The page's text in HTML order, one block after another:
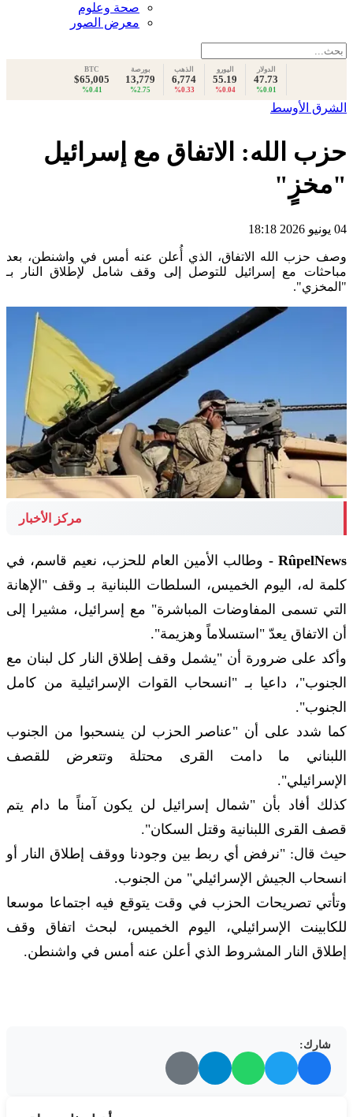
صحة وعلوم
معرض الصور
الدولار
47.73
%0.01
اليورو
55.19
%0.04
الذهب
6,774
%0.33
بورصة
13,779
%2.75
BTC
$65,005
%0.41
الشرق الأوسط
حزب الله: الاتفاق مع إسرائيل
"مخزٍ"
04 يونيو 2026 18:18
وصف حزب الله الاتفاق، الذي أُعلن عنه أمس في واشنطن، بعد
مباحثات مع إسرائيل للتوصل إلى وقف شامل لإطلاق النار بـ
"المخزي".
مركز الأخبار
RûpelNews -
وطالب الأمين العام للحزب، نعيم قاسم، في
كلمة له، اليوم الخميس، السلطات اللبنانية بـ وقف "الإهانة
التي تسمى المفاوضات المباشرة" مع إسرائيل، مشيرا إلى
أن الاتفاق يعدّ "استسلاماً وهزيمة".
وأكد على ضرورة أن "يشمل وقف إطلاق النار كل لبنان مع
الجنوب"، داعيا بـ "انسحاب القوات الإسرائيلية من كامل
الجنوب".
كما شدد على أن "عناصر الحزب لن ينسحبوا من الجنوب
اللبناني ما دامت القرى محتلة وتتعرض للقصف
الإسرائيلي".
كذلك أفاد بأن "شمال إسرائيل لن يكون آمناً ما دام يتم
قصف القرى اللبنانية وقتل السكان".
حيث قال: "نرفض أي ربط بين وجودنا ووقف إطلاق النار أو
انسحاب الجيش الإسرائيلي" من الجنوب.
وتأتي تصريحات الحزب في وقت يتوقع فيه اجتماعا موسعا
للكابينت الإسرائيلي، اليوم الخميس، لبحث اتفاق وقف
إطلاق النار المشروط الذي أعلن عنه أمس في واشنطن.
شارك: